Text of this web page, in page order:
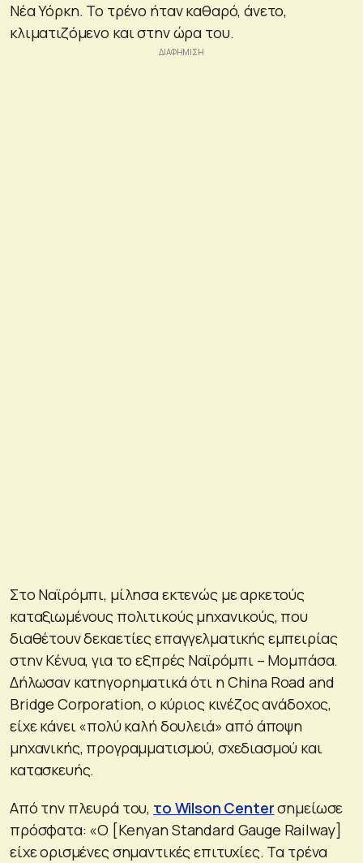
Νέα Υόρκη. Το τρένο ήταν καθαρό, άνετο,
κλιματιζόμενο και στην ώρα του.
Στο Ναϊρόμπι, μίλησα εκτενώς με αρκετούς
καταξιωμένους πολιτικούς μηχανικούς, που
διαθέτουν δεκαετίες επαγγελματικής εμπειρίας
στην Κένυα, για το εξπρές Ναϊρόμπι – Μομπάσα.
Δήλωσαν κατηγορηματικά ότι η China Road and
Bridge Corporation, ο κύριος κινέζος ανάδοχος,
είχε κάνει «πολύ καλή δουλειά» από άποψη
μηχανικής, προγραμματισμού, σχεδιασμού και
κατασκευής.
Από την πλευρά του, το Wilson Centerσημείωσε
πρόσφατα: «Ο [Kenyan Standard Gauge Railway]
είχε ορισμένες σημαντικές επιτυχίες. Τα τρένα